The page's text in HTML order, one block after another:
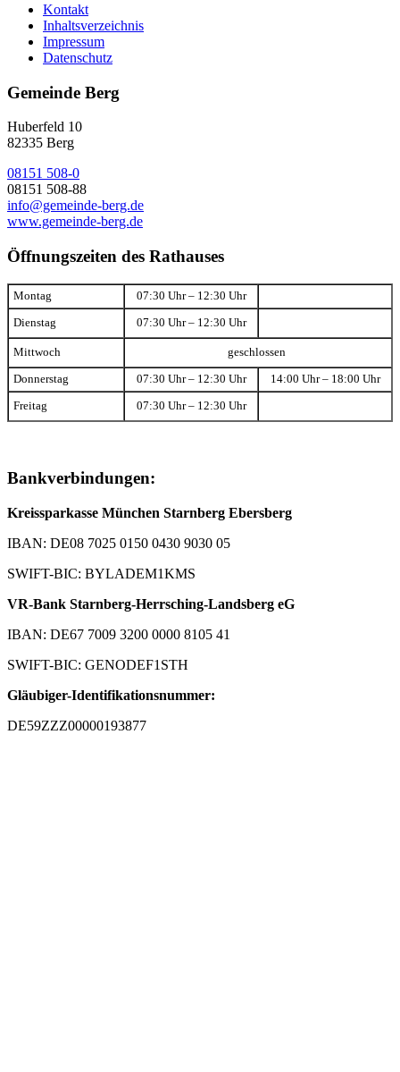
Kontakt
Inhaltsverzeichnis
Impressum
Datenschutz
Gemeinde Berg
Huberfeld 10
82335 Berg
08151 508-0
08151 508-88
info@gemeinde-berg.de
www.gemeinde-berg.de
Öffnungszeiten des Rathauses
Montag 07:30 Uhr – 12:30 Uhr
Dienstag 07:30 Uhr – 12:30 Uhr
Mittwoch geschlossen
Donnerstag 07:30 Uhr – 12:30 Uhr 14:00 Uhr – 18:00 Uhr
Freitag 07:30 Uhr – 12:30 Uhr
Bankverbindungen:
Kreissparkasse München Starnberg Ebersberg
IBAN: DE08 7025 0150 0430 9030 05
SWIFT-BIC: BYLADEM1KMS
VR-Bank Starnberg-Herrsching-Landsberg eG
IBAN: DE67 7009 3200 0000 8105 41
SWIFT-BIC: GENODEF1STH
Gläubiger-Identifikationsnummer:
DE59ZZZ00000193877